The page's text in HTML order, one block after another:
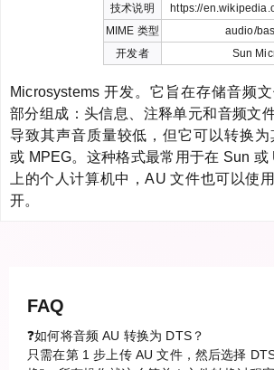
技术说明
https://
MIME 类型
audio/
开发者
Sun
Microsystems 开发。它旨在存储音频
部分组成：头信息、注释单元和音频文
导致其声音质量较低，但它可以转换
或 MPEG。这种格式最常用于在 Sun 或
上的个人计算机中，AU 文件也可以使
开。
FAQ
❓如何将音频 AU 转换为 DTS？
只需在第 1 步上传 AU 文件，然后选择